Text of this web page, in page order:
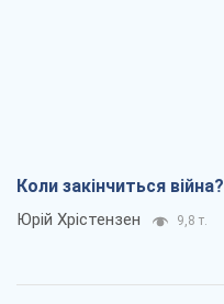
Коли закінчиться війна?
Юрій Хрістензен 9,8 т.